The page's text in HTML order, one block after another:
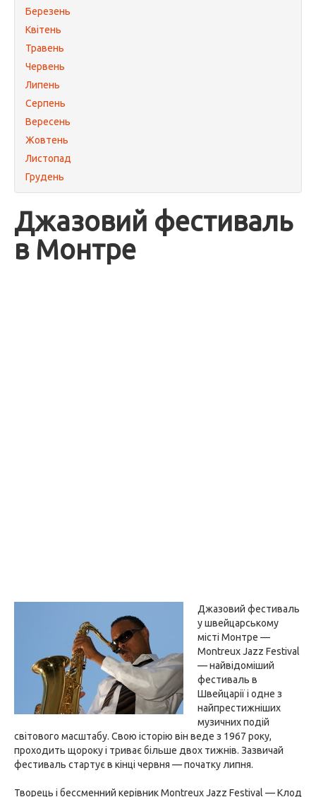
Березень
Квітень
Травень
Червень
Липень
Серпень
Вересень
Жовтень
Листопад
Грудень
Джазовий фестиваль
в Монтре
Джазовий фестиваль
у швейцарському
місті Монтре —
Montreux Jazz Festival
— найвідоміший
фестиваль в
Швейцарії і одне з
найпрестижніших
музичних подій
світового масштабу. Свою історію він веде з 1967 року,
проходить щороку і триває більше двох тижнів. Зазвичай
фестиваль стартує в кінці червня — початку липня.
Творець і бесcменний керівник Montreux Jazz Festival — Клод